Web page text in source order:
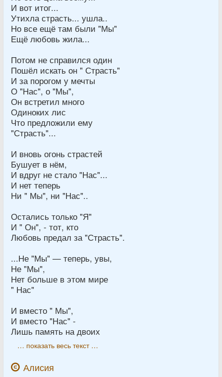
И вот итог...
Утихла страсть... ушла..
Но все ещё там были "Мы"
Ещё любовь жила...
Потом не справился один
Пошёл искать он " Страсть"
И за порогом у мечты
О "Нас", о "Мы",
Он встретил много
Одиноких лис
Что предложили ему
"Страсть"...
И вновь огонь страстей
Бушует в нём,
И вдруг не стало "Нас"...
И нет теперь
Ни " Мы", ни "Нас"..
Остались только "Я"
И " Он", - тот, кто
Любовь предал за "Страсть".
...Не "Мы" — теперь, увы,
Не "Мы",
Нет больше в этом мире
" Нас"
И вместо " Мы",
И вместо "Нас" -
Лишь память на двоих
… показать весь текст …
Алисия